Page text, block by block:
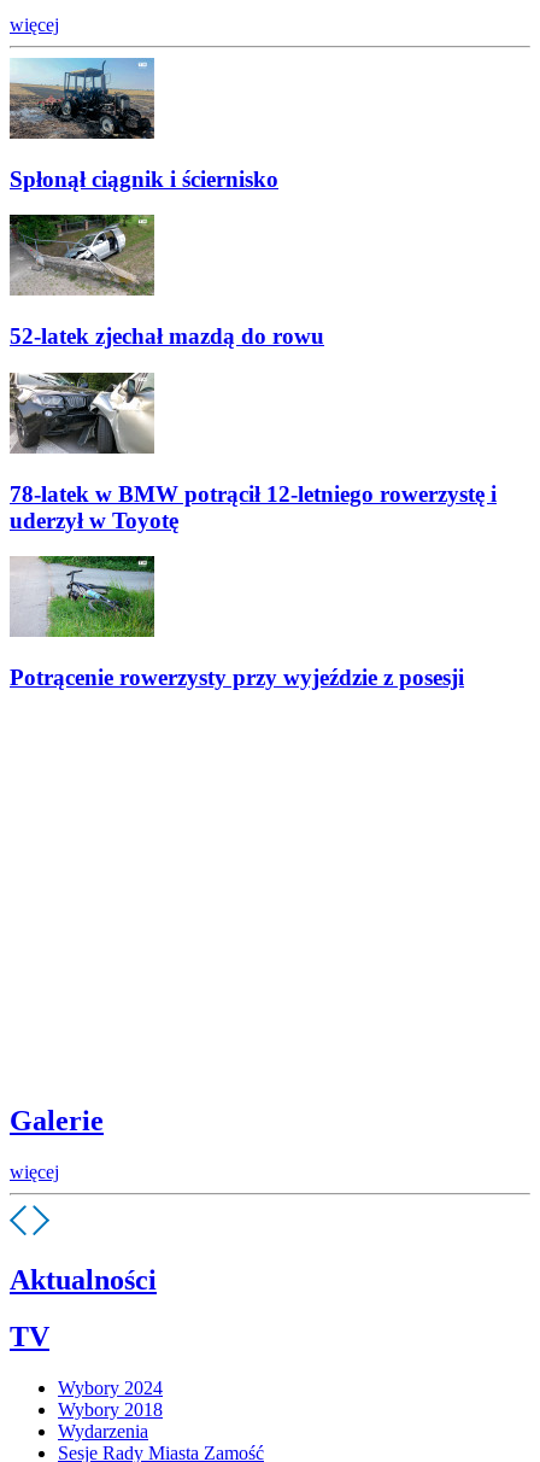
więcej
Spłonął ciągnik i ściernisko
52-latek zjechał mazdą do rowu
78-latek w BMW potrącił 12-letniego rowerzystę i
uderzył w Toyotę
Potrącenie rowerzysty przy wyjeździe z posesji
Galerie
więcej
Aktualności
TV
Wybory 2024
Wybory 2018
Wydarzenia
Sesje Rady Miasta Zamość